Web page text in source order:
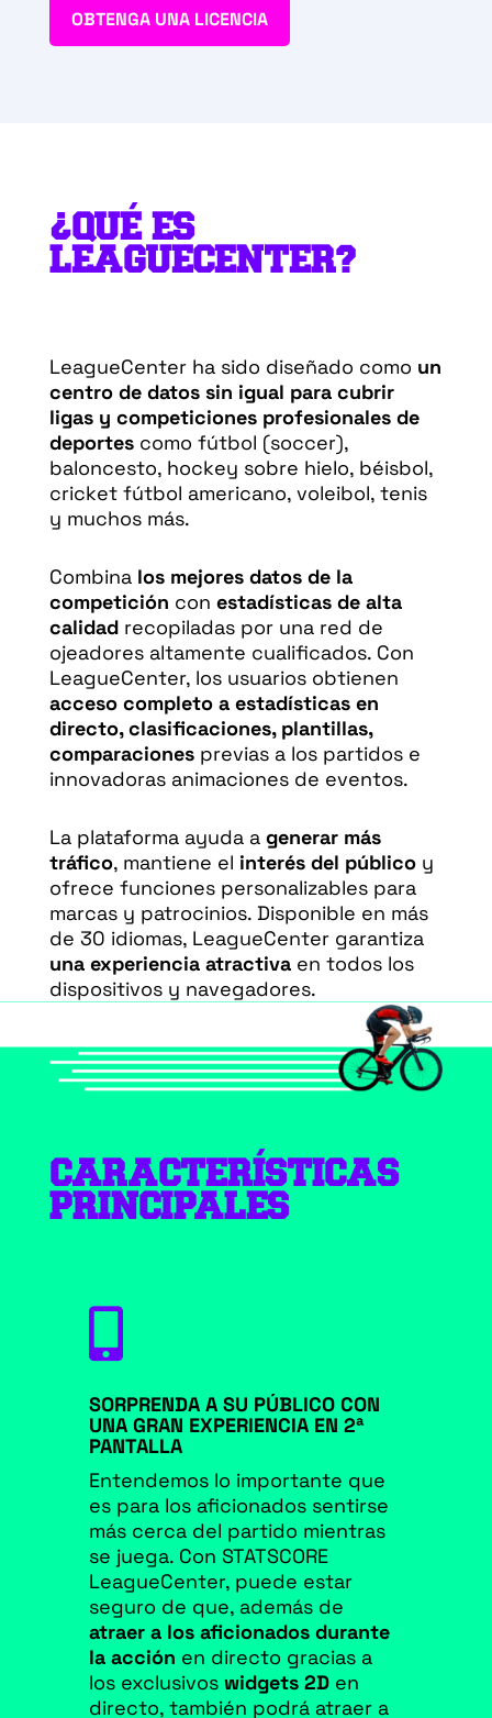
OBTENGA UNA LICENCIA
¿QUÉ ES
LEAGUECENTER?
LeagueCenter ha sido diseñado como un
centro de datos sin igual para cubrir
ligas y competiciones profesionales de
deportescomo fútbol (soccer),
baloncesto, hockey sobre hielo, béisbol,
cricket fútbol americano, voleibol, tenis
y muchos más.
Combina los mejores datos de la
competición con estadísticas de alta
calidadrecopiladas por una red de
ojeadores altamente cualificados. Con
LeagueCenter, los usuarios obtienen
acceso completo a estadísticas en
directo, clasificaciones, plantillas,
comparacionesprevias a los partidos e
innovadoras animaciones de eventos.
La plataforma ayuda a generar más
tráfico, mantiene el interés del públicoy
ofrece funciones personalizables para
marcas y patrocinios. Disponible en más
de 30 idiomas, LeagueCenter garantiza
una experiencia atractivaen todos los
dispositivos y navegadores.
CARACTERÍSTICAS
PRINCIPALES

SORPRENDA A SU PÚBLICO CON
UNA GRAN EXPERIENCIA EN 2ª
PANTALLA
Entendemos lo importante que
es para los aficionados sentirse
más cerca del partido mientras
se juega. Con STATSCORE
LeagueCenter, puede estar
seguro de que, además de
atraer a los aficionados durante
la acción en directo gracias a
los exclusivos widgets 2Den
directo, también podrá atraer a